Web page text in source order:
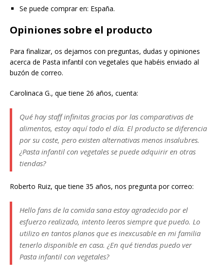
Se puede comprar en: España.
Opiniones sobre el producto
Para finalizar, os dejamos con preguntas, dudas y opiniones
acerca de Pasta infantil con vegetales que habéis enviado al
buzón de correo.
Carolinaca G., que tiene 26 años, cuenta:
Qué hay staff infinitas gracias por las comparativas de
alimentos, estoy aquí todo el día. El producto se diferencia
por su coste, pero existen alternativas menos insalubres.
¿Pasta infantil con vegetales se puede adquirir en otras
tiendas?
Roberto Ruiz, que tiene 35 años, nos pregunta por correo:
Hello fans de la comida sana estoy agradecido por el
esfuerzo realizado, intento leeros siempre que puedo. Lo
utilizo en tantos planos que es inexcusable en mi familia
tenerlo disponible en casa. ¿En qué tiendas puedo ver
Pasta infantil con vegetales?